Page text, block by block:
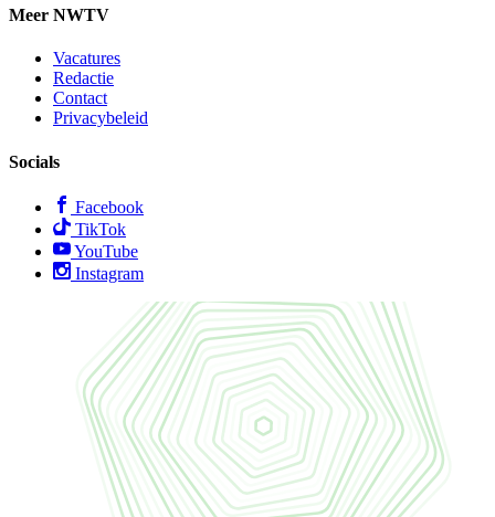
Meer NWTV
Vacatures
Redactie
Contact
Privacybeleid
Socials
Facebook
TikTok
YouTube
Instagram